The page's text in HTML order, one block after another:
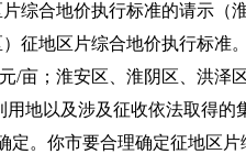
综合地价执行标准的请示（
征地区片综合地价执行标准
/亩；淮安区、淮阴区、洪
地以及涉及征收依法取得
定。你市要合理确定征地区